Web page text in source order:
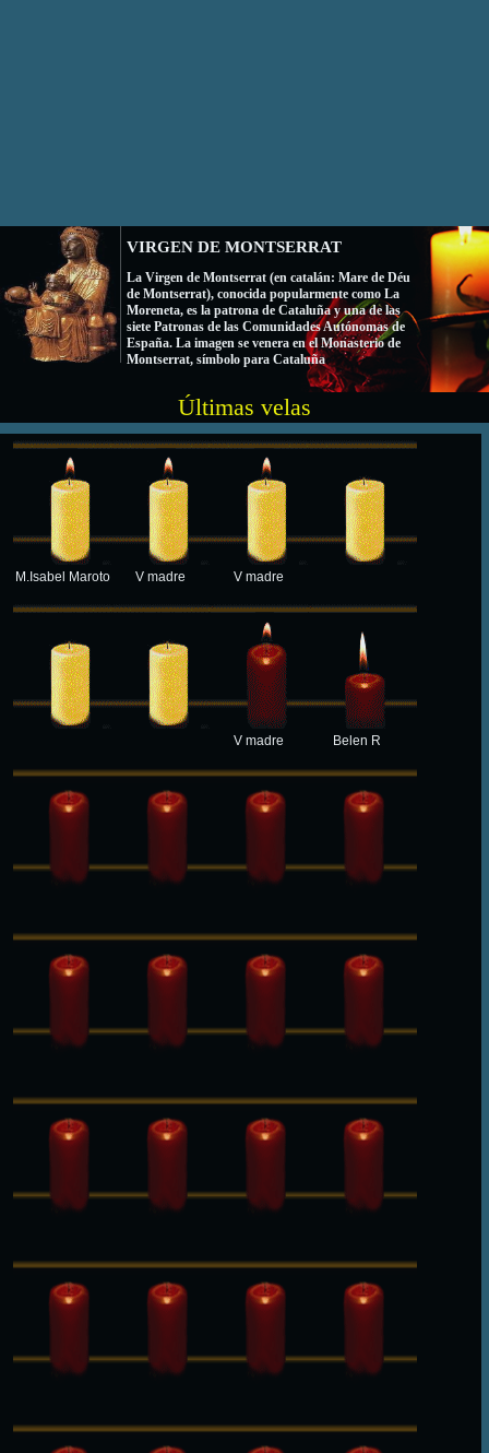
VIRGEN DE MONTSERRAT
La Virgen de Montserrat (en catalán: Mare de Déu
de Montserrat), conocida popularmente como La
Moreneta, es la patrona de Cataluña y una de las
siete Patronas de las Comunidades Autónomas de
España. La imagen se venera en el Monasterio de
Montserrat, símbolo para Cataluña
Últimas velas
M.Isabel Maroto V madre V madre
V madre Belen R